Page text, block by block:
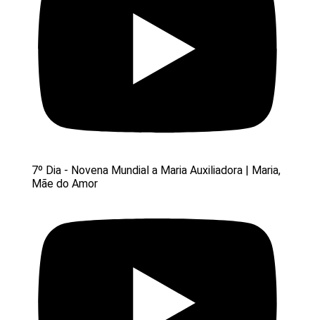
7º Dia - Novena Mundial a Maria Auxiliadora | Maria,
Mãe do Amor